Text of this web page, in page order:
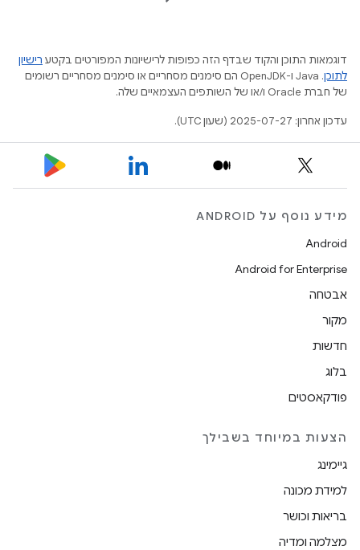
דוגמאות התוכן והקוד שבדף הזה כפופות לרישיונות המפורטים בקטע רישיון
לתוכן
.‏ Java ו-OpenJDK הם סימנים מסחריים או סימנים מסחריים רשומים
של חברת Oracle ו/או של השותפים העצמאיים שלה.
עדכון אחרון: 2025-07-27 (שעון UTC).
מידע נוסף על ANDROID
Android
Android for Enterprise
אבטחה
מקור
חדשות
בלוג
פודקאסטים
הצעות במיוחד בשבילך
גיימינג
למידת מכונה
בריאות וכושר
מצלמה ומדיה